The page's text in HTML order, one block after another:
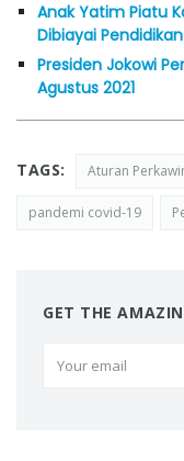
Anak Yatim Piatu
Dibiayai
Presiden Jokowi
Agustus 2021
TAGS: Aturan
pandemi covid-19
GET THE